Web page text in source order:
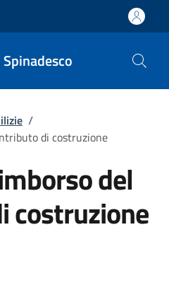
/
di costruzione
del
costruzione